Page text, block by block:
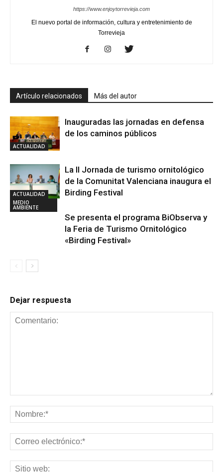
https://www.enjoytorrevieja.com
El nuevo portal de información, cultura y entretenimiento de
Torrevieja
Artículo relacionados Más del autor
ACTUALIDAD
Inauguradas las jornadas en defensa
de los caminos públicos
ACTUALIDAD
La II Jornada de turismo ornitológico
de la Comunitat Valenciana inaugura el
Birding Festival
MEDIO
AMBIENTE
Se presenta el programa BiObserva y
la Feria de Turismo Ornitológico
«Birding Festival»
Dejar respuesta